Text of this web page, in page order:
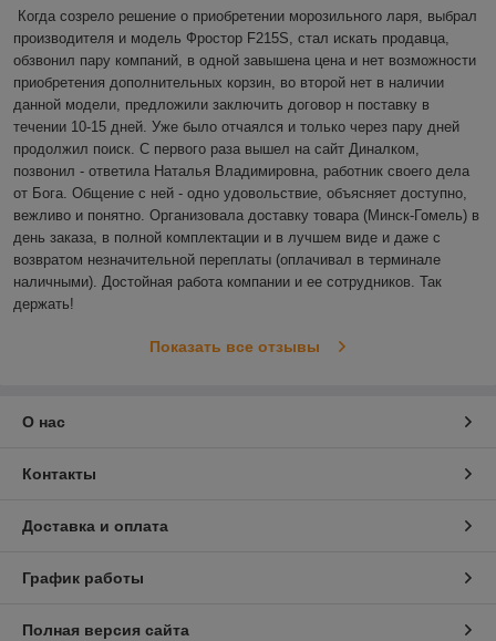
Когда созрело решение о приобретении морозильного ларя, выбрал
производителя и модель Фростор F215S, стал искать продавца,
обзвонил пару компаний, в одной завышена цена и нет возможности
приобретения дополнительных корзин, во второй нет в наличии
данной модели, предложили заключить договор н поставку в
течении 10-15 дней. Уже было отчаялся и только через пару дней
продолжил поиск. С первого раза вышел на сайт Диналком,
позвонил - ответила Наталья Владимировна, работник своего дела
от Бога. Общение с ней - одно удовольствие, объясняет доступно,
вежливо и понятно. Организовала доставку товара (Минск-Гомель) в
день заказа, в полной комплектации и в лучшем виде и даже с
возвратом незначительной переплаты (оплачивал в терминале
наличными). Достойная работа компании и ее сотрудников. Так
держать!
Показать все отзывы
О нас
Контакты
Доставка и оплата
График работы
Полная версия сайта